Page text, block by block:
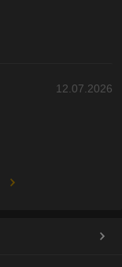
12.07.2026